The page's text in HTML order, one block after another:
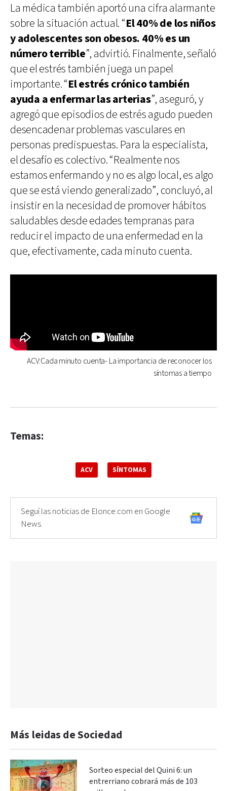
La médica también aportó una cifra alarmante
sobre la situación actual. “El 40% de los niños
y adolescentes son obesos. 40% es un
número terrible”, advirtió. Finalmente, señaló
que el estrés también juega un papel
importante. “El estrés crónico también
ayuda a enfermar las arterias”, aseguró, y
agregó que episodios de estrés agudo pueden
desencadenar problemas vasculares en
personas predispuestas. Para la especialista,
el desafío es colectivo. “Realmente nos
estamos enfermando y no es algo local, es algo
que se está viendo generalizado”, concluyó, al
insistir en la necesidad de promover hábitos
saludables desde edades tempranas para
reducir el impacto de una enfermedad en la
que, efectivamente, cada minuto cuenta.
ACV:Cada minuto cuenta- La importancia de reconocer los
síntomas a tiempo
Temas:
ACV SÍNTOMAS
Seguí las noticias de Elonce.com en Google
News
Más leidas de Sociedad
Sorteo especial del Quini 6: un
entrerriano cobrará más de 103